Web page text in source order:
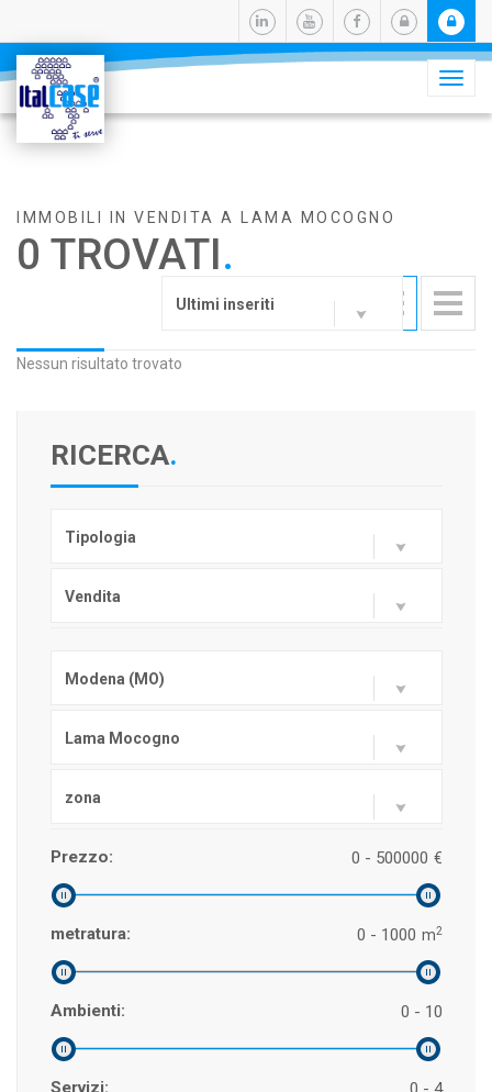
IMMOBILI IN VENDITA A LAMA MOCOGNO
0 TROVATI.
Ultimi inseriti
Nessun risultato trovato
RICERCA.
Tipologia
Vendita
Modena (MO)
Lama Mocogno
zona
Prezzo: €
0 - 500000
metratura: m2
0 - 1000
Ambienti: 0 - 10
Servizi: